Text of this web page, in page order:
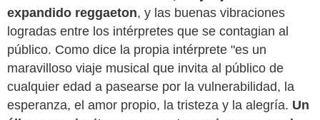
expandido reggaeton, y las buenas vibraciones
logradas entre los intérpretes que se contagian al
público. Como dice la propia intérprete "es un
maravilloso viaje musical que invita al público de
cualquier edad a pasearse por la vulnerabilidad, la
esperanza, el amor propio, la tristeza y la alegría. Un